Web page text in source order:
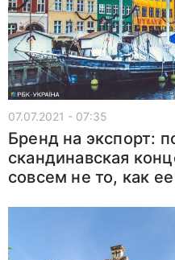
07.07.2021 - 07:35
Бренд на экспорт:
скандинавская
совсем не то, как